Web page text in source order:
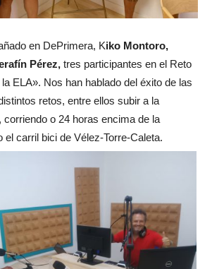
en DePrimera, Kiko Montoro,
Pérez, tres participantes en el Reto
ELA». Nos han hablado del éxito de las
retos, entre ellos subir a la
o 24 horas encima de la
el carril bici de Vélez-Torre-Caleta.